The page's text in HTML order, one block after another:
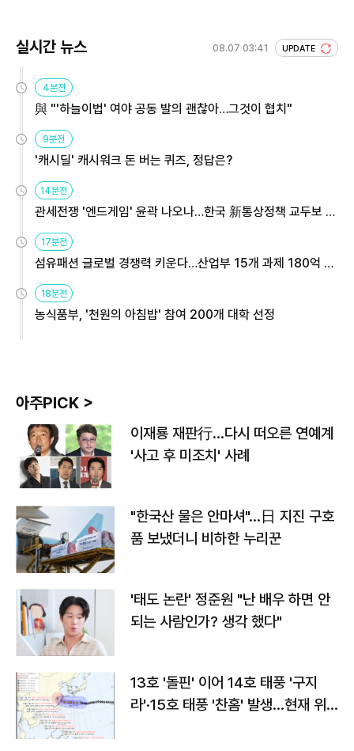
실시간 뉴스 08.07 03:41 UPDATE
4분전
與 "'하늘이법' 여야 공동 발의 괜찮아…그것이 협치"
9분전
'캐시딜' 캐시워크 돈 버는 퀴즈, 정답은?
14분전
관세전쟁 '엔드게임' 윤곽 나오나…한국 新통상정책 교두보 활
용해야
17분전
섬유패션 글로벌 경쟁력 키운다…산업부 15개 과제 180억 지
원
18분전
농식품부, '천원의 아침밥' 참여 200개 대학 선정
아주PICK >
이재룡 재판行…다시 떠오른 연예계
'사고 후 미조치' 사례
"한국산 물은 안마셔"…日 지진 구호
품 보냈더니 비하한 누리꾼
'태도 논란' 정준원 "난 배우 하면 안
되는 사람인가? 생각 했다"
13호 '돌핀' 이어 14호 태풍 '구지
라'·15호 태풍 '찬홈' 발생…현재 위